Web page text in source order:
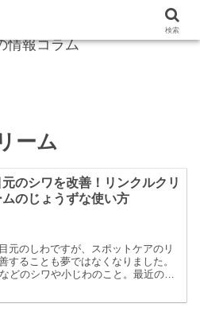
情報コラム
ーム
元のシワを改善！リンクルクリ
ムのじょうずな使い方
元のしわですが、スポットケアのリ
することも夢ではなくなりました。
どのシワや小じわのこと。最近のリ
検索